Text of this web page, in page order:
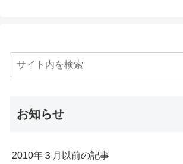
お知らせ
2010年３月以前の記事